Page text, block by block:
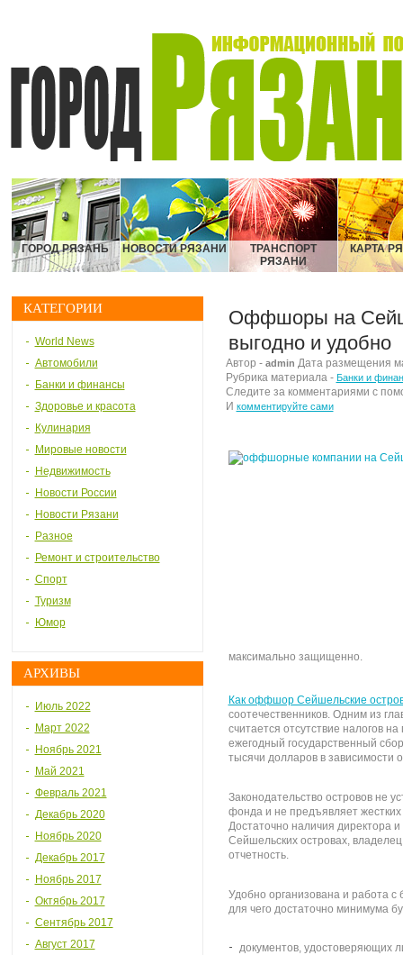
ГОРОД РЯЗАНЬ НОВОСТИ РЯЗАНИ
ТРАНСПОРТ
РЯЗАНИ
КАРТА
КАТЕГОРИИ
World News
Автомобили
Банки и финансы
Здоровье и красота
Кулинария
Мировые новости
Недвижимость
Новости России
Новости Рязани
Разное
Ремонт и строительство
Спорт
Туризм
Юмор
АРХИВЫ
Июль 2022
Март 2022
Ноябрь 2021
Май 2021
Февраль 2021
Декабрь 2020
Ноябрь 2020
Декабрь 2017
Ноябрь 2017
Октябрь 2017
Сентябрь 2017
Август 2017
Оффшоры на
выгодно и удобно
Автор - admin Дата размещения
Рубрика материала - Банки и
Следите за комментариями с
И комментируйте сами
максимально защищенно.
Как оффшор Сейшельские
соотечественников. Одним из
считается отсутствие налогов
ежегодный государственный
тысячи долларов в зависимости
Законодательство островов не
фонда и не предъявляет
Достаточно наличия директора
Сейшельских островах,
отчетность.
Удобно организована и работа
для чего достаточно минимума
документов, удостоверяющих